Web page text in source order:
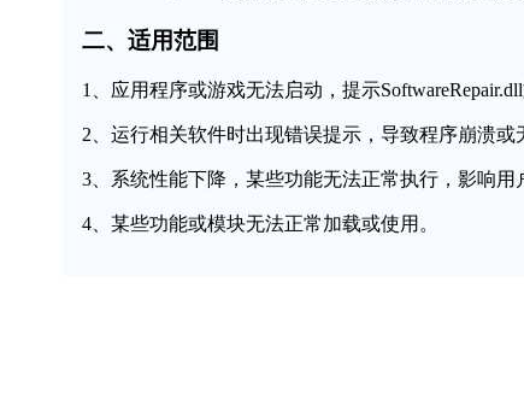
二、适用范围
1、应用程序或游戏无法启动，提示SoftwareRepair.dll
2、运行相关软件时出现错误提示，导致程序崩溃或
3、系统性能下降，某些功能无法正常执行，影响用
4、某些功能或模块无法正常加载或使用。